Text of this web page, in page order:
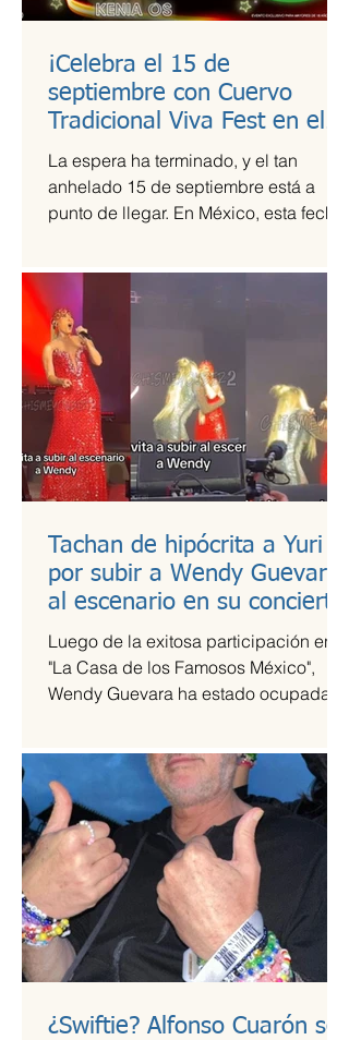
¡Celebra el 15 de
septiembre con Cuervo
Tradicional Viva Fest en el
Parque Bicentenario!
La espera ha terminado, y el tan
anhelado 15 de septiembre está a
punto de llegar. En México, esta fecha
Tachan de hipócrita a Yuri
por subir a Wendy Guevara
al escenario en su concierto
Luego de la exitosa participación en
"La Casa de los Famosos México",
Wendy Guevara ha estado ocupada
¿Swiftie? Alfonso Cuarón se